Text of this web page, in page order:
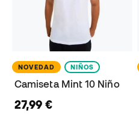
NOVEDAD NIÑOS
Camiseta Mint 10 Niño
27,99 €